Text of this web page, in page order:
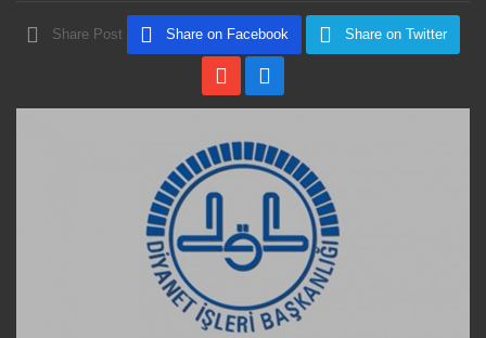
Share Post Share on Facebook Share on Twitter